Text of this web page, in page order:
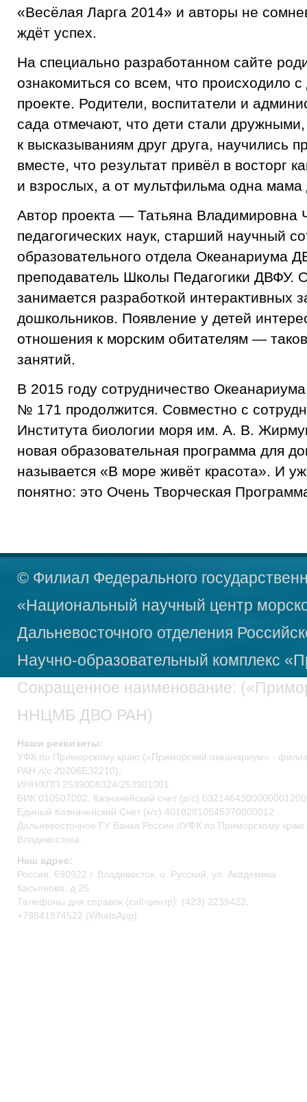
«Весёлая Ларга 2014» и авторы не
ждёт успех.
На специально разработанном сайте
ознакомиться со всем, что происходило
проекте. Родители, воспитатели и
сада отмечают, что дети стали
к высказываниям друг друга, научились
вместе, что результат привёл в восторг
и взрослых, а от мультфильма одна мама
Автор проекта — Татьяна Владимировна
педагогических наук, старший научный
образовательного отдела Океанариума
преподаватель Школы Педагогики ДВФУ.
занимается разработкой интерактивных
дошкольников. Появление у детей
отношения к морским обитателям —
занятий.
В 2015 году сотрудничество
№ 171 продолжится. Совместно с
Института биологии моря им. А. В.
новая образовательная программа для
называется «В море живёт красота». И
понятно: это Очень Творческая
© Филиал Федерального
«Национальный научный центр
Дальневосточного отделения
Научно-образовательный комплекс
Сокращенное наименование:
ННЦМБ ДВО РАН)
Наши реквизиты:
УФК по Приморскому краю («Приморский океанариум» -
РАН л/c 20206ЕЗ2210);
ИНН/КПП 2539008324/253901001
БИК 010507002, Казначейский счет (р/c)
Единый Казначейский Счет (к/с) 40102810545370000012
Дальневосточное ГУ Банка России //УФК по Приморскому краю
Владивостока.
Наш адрес:
Россия, 690922 г. Владивосток, о. Русский, ул. Академика
Касьянова, д.25
Телефоны для справок (call-центр): (423) 2239422,
+79841974522 (WhatsApp)